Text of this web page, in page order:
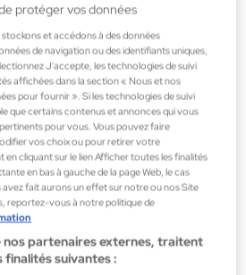
REPAIR 50ML
protéger vos données
et accédons à des données
de navigation ou des identifiants uniques,
J'accepte, les technologies de suivi
affichées dans la section « Nous et nos
pour fournir ». Si les technologies de suivi
que certains contenus et annonces qui vous
pour vous. Vous pouvez faire
vos choix ou pour retirer votre
cliquant sur le lien Afficher toutes les finalités
en bas à gauche de la page Web, le cas
fait aurons un effet sur notre ou nos Site
reportez-vous à notre politique de
nos partenaires externes, traitent
finalités suivantes :